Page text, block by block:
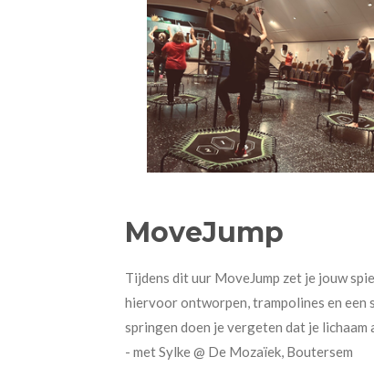
MoveJump
Tijdens dit uur MoveJump zet je jouw
hiervoor ontworpen, trampolines en een
springen doen je vergeten dat je lichaam
- met Sylke @ De Mozaïek, Boutersem